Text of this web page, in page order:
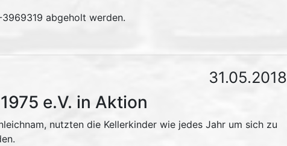
3969319 abgeholt werden.
31.05.2018
e.V. in Aktion
nutzten die Kellerkinder wie jedes Jahr um sich zu